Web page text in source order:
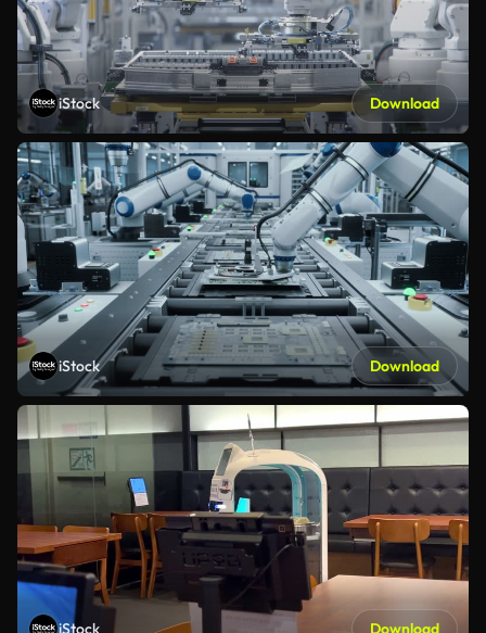
iStock Download
iStock Download
iStock Download